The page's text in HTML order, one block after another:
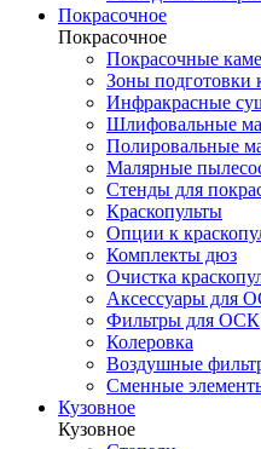
Покрасочное
Покрасочное
Покрасочные
Зоны подготовки
Инфракрасные
Шлифовальные
Полировальные
Малярные
Стенды для
Краскопульты
Опции к
Комплекты дюз
Очистка
Аксессуары для
Фильтры для ОСК
Колеровка
Воздушные
Сменные
Кузовное
Кузовное